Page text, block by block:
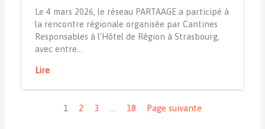
Le 4 mars 2026, le réseau PARTAAGE a participé à
la rencontre régionale organisée par Cantines
Responsables à l’Hôtel de Région à Strasbourg,
avec entre…
Lire
1
2 3 18 Page suivante